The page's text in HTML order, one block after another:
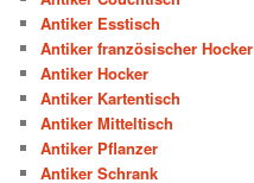
Antiker Esstisch
Antiker französischer Hocker
Antiker Hocker
Antiker Kartentisch
Antiker Mitteltisch
Antiker Pflanzer
Antiker Schrank